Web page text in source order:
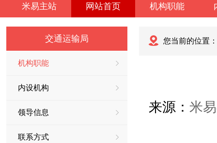
米易主站 网站首页 机构职能
交通运输局
机构职能
内设机构
领导信息
联系方式
您当前的位置：
来源： 米